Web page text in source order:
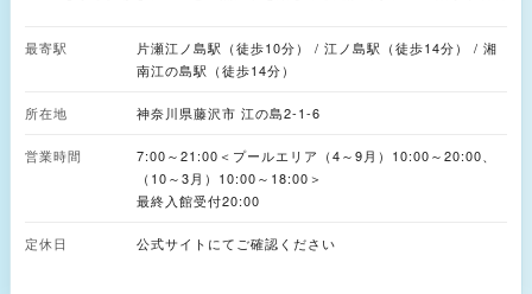
スパエリア「天陽泉」は、吹き抜けから光が差し込む解放感あふれる空間で
す。夜になると、世界最大規模のウォーターパール・システムを採用した音
フィニティプールでは、湘南の海や富士山など、絶好の眺望を満喫しながら
ーターで1階へ下りると「江の島岩屋」を模した造りの洞窟プールエリア
が。また、半屋外プール「露天泉」と男女共用サウナもあります。 3階の
「富士海湯（フジミユ）」は、地下1,500mから湧き出る天然温泉を使用し
た温浴エリア。雄大に広がる相模湾と、天気が良ければ富士山を眺めながら
正面玄関を入って目の前にあるカフェと、湘南の絶景を一望できる4階のレ
最寄駅
片瀬江ノ島駅（徒歩10分） / 江ノ島駅（徒歩14分） / 湘
南江の島駅（徒歩14分）
所在地 神奈川県藤沢市 江の島2-1-6
営業時間
7:00～21:00＜プールエリア（4～9月）10:00～20:00、
（10～3月）10:00～18:00＞
最終入館受付20:00
定休日 公式サイトにてご確認ください